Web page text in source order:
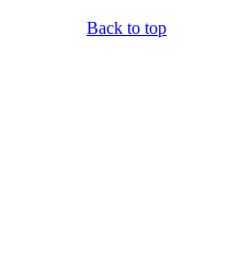
Back to top